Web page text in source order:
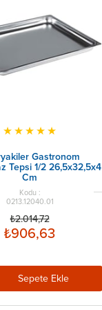
Gastronom
Tepsi 1/2 26,5x32,5x4
Cm
★★★★★
0213.12040.01
₺906,63
₺2.014,72
Sepete Ekle